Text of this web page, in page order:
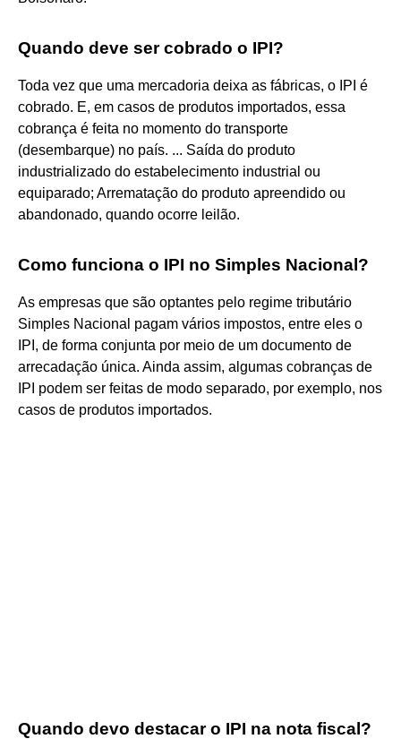
Quando deve ser cobrado o IPI?
Toda vez que uma mercadoria deixa as fábricas, o IPI é
cobrado. E, em casos de produtos importados, essa
cobrança é feita no momento do transporte
(desembarque) no país. ... Saída do produto
industrializado do estabelecimento industrial ou
equiparado; Arrematação do produto apreendido ou
abandonado, quando ocorre leilão.
Como funciona o IPI no Simples Nacional?
As empresas que são optantes pelo regime tributário
Simples Nacional pagam vários impostos, entre eles o
IPI, de forma conjunta por meio de um documento de
arrecadação única. Ainda assim, algumas cobranças de
IPI podem ser feitas de modo separado, por exemplo, nos
casos de produtos importados.
Quando devo destacar o IPI na nota fiscal?